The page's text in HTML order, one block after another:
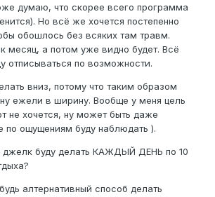
думаю, что скорее всего программа
Но всё же хочется постепенно
обошлось без всяких там травм.
месяц, а потом уже видно будет. Всё
отписываться по возможности.
вниз, потому что таким образом
ежели в ширину. Вообще у меня цель
не хочется, ну может быть даже
по ощущениям буду наблюдать ).
джелк буду делать КАЖДЫЙ ДЕНЬ по 10
алтернативный способ делать